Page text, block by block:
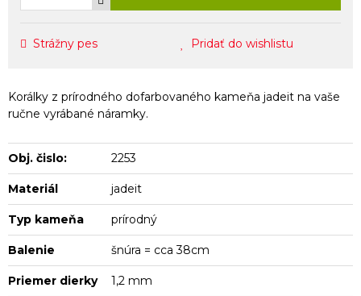
Strážny pes Pridať do wishlistu
Korálky z prírodného dofarbovaného kameňa jadeit na vaše
ručne vyrábané náramky.
Obj. čislo: 2253
Materiál jadeit
Typ kameňa prírodný
Balenie šnúra = cca 38cm
Priemer dierky 1,2 mm